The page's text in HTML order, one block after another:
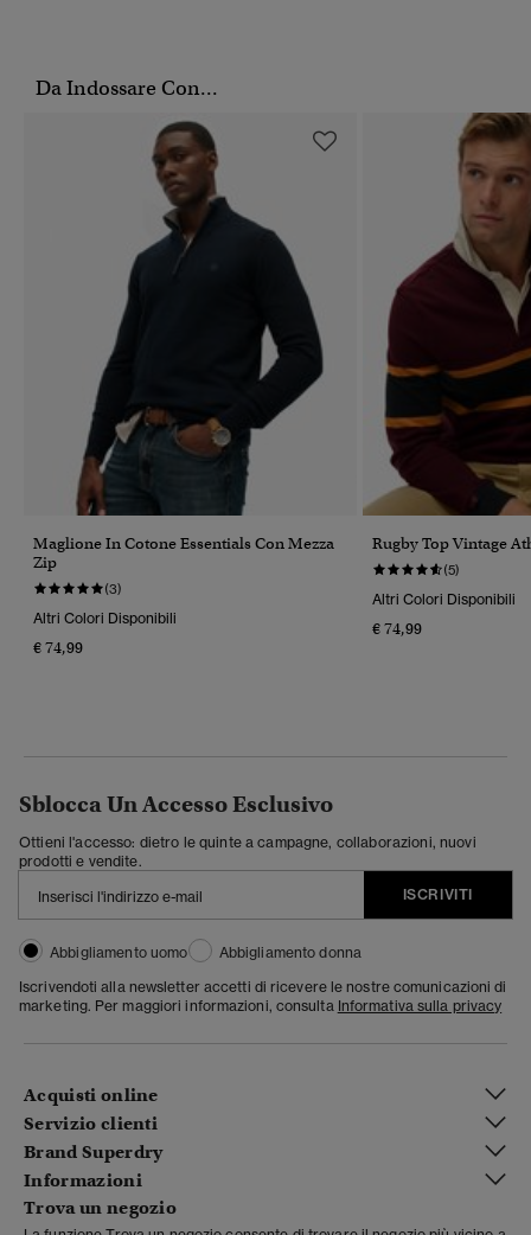
Da Indossare Con...
Maglione In Cotone Essentials Con Mezza
Zip
(3)
Altri Colori Disponibili
€ 74,99
Rugby Top Vintage
(5)
Altri Colori Disponibili
€ 74,99
Sblocca Un Accesso Esclusivo
Ottieni l'accesso: dietro le quinte a campagne, collaborazioni, nuovi
prodotti e vendite.
ISCRIVITI
Abbigliamento uomo
Abbigliamento donna
Iscrivendoti alla newsletter accetti di ricevere le nostre comunicazioni di
marketing. Per maggiori informazioni, consulta Informativa sulla privacy
Acquisti online
Servizio clienti
Brand Superdry
Informazioni
Trova un negozio